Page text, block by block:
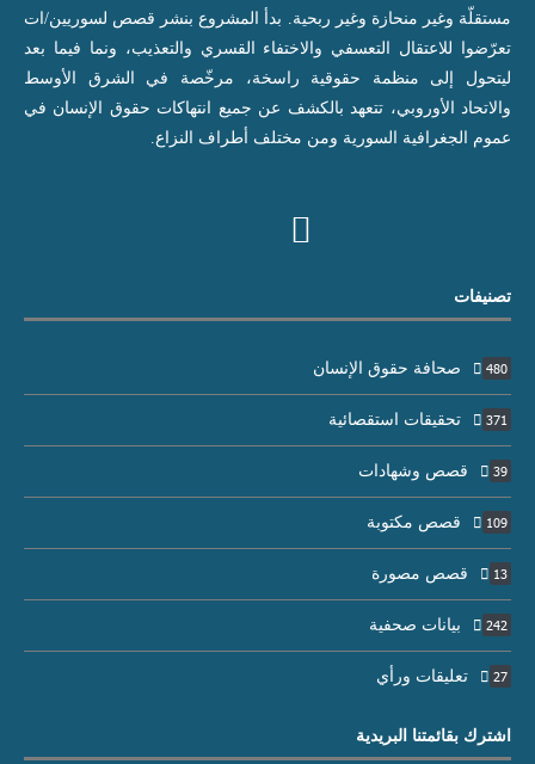
مستقلّة وغير منحازة وغير ربحية. بدأ المشروع بنشر قصص لسوريين/ات
تعرّضوا للاعتقال التعسفي والاختفاء القسري والتعذيب، ونما فيما بعد
ليتحول إلى منظمة حقوقية راسخة، مرخّصة في الشرق الأوسط
والاتحاد الأوروبي، تتعهد بالكشف عن جميع انتهاكات حقوق الإنسان في
عموم الجغرافية السورية ومن مختلف أطراف النزاع.
تصنيفات
صحافة حقوق الإنسان 480
تحقيقات استقصائية 371
قصص وشهادات 39
قصص مكتوبة 109
قصص مصورة 13
بيانات صحفية 242
تعليقات ورأي 27
اشترك بقائمتنا البريدية